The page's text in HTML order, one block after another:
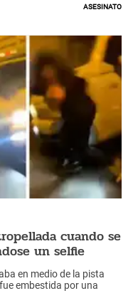
Asesinato
cuando se
un selfie
en medio de la pista
embestida por una